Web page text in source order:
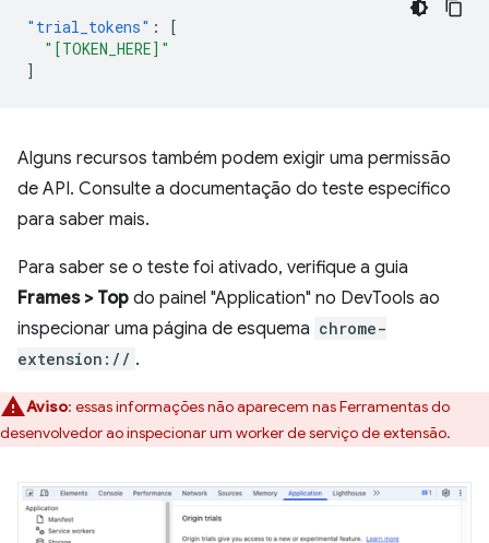
"trial_tokens" :
[
"[TOKEN_HERE]"
]
Alguns recursos também podem exigir uma permissão
de API. Consulte a documentação do teste específico
para saber mais.
Para saber se o teste foi ativado, verifique a guia
Frames > Top do painel "Application" no DevTools ao
inspecionar uma página de esquema chrome-
extension:// .
Aviso: essas informações não aparecem nas Ferramentas do
desenvolvedor ao inspecionar um worker de serviço de extensão.